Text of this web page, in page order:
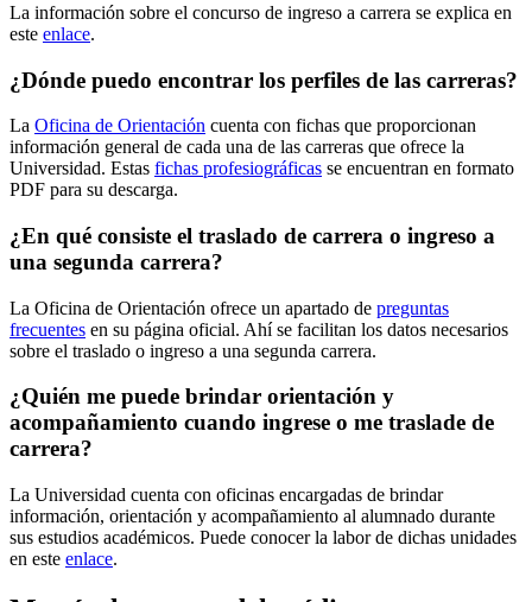
La información sobre el concurso de ingreso a carrera se explica en
este enlace.
¿Dónde puedo encontrar los perfiles de las carreras?
La Oficina de Orientación cuenta con fichas que proporcionan
información general de cada una de las carreras que ofrece la
Universidad. Estas fichas profesiográficas se encuentran en formato
PDF para su descarga.
¿En qué consiste el traslado de carrera o ingreso a
una segunda carrera?
La Oficina de Orientación ofrece un apartado de preguntas
frecuentes en su página oficial. Ahí se facilitan los datos necesarios
sobre el traslado o ingreso a una segunda carrera.
¿Quién me puede brindar orientación y
acompañamiento cuando ingrese o me traslade de
carrera?
La Universidad cuenta con oficinas encargadas de brindar
información, orientación y acompañamiento al alumnado durante
sus estudios académicos. Puede conocer la labor de dichas unidades
en este enlace.